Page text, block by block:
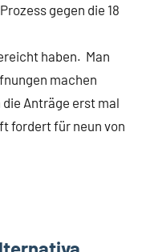
gegen die 18
haben. Man
machen
Anträge erst mal
fordert für neun von